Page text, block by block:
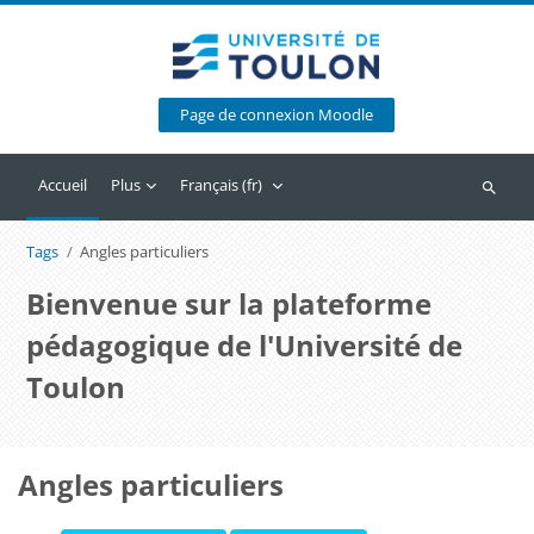
Page de connexion Moodle
Accueil Plus Français ‎(fr)‎
Tags Angles particuliers
Bienvenue sur la plateforme
pédagogique de l'Université de
Toulon
Angles particuliers